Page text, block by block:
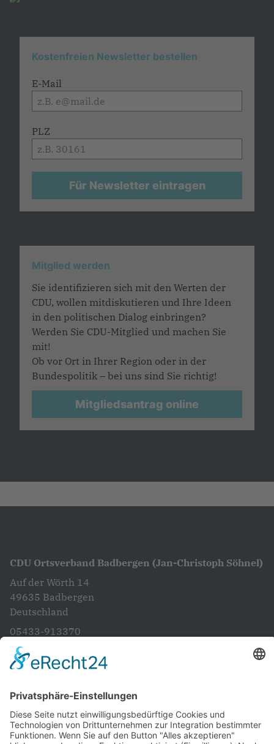
Kostenfreien Newsletter bestellen
E-Mail
PLZ
Für Newsletter eintragen
Mitglied werden
Sie identifizieren sich mit den Werten der
CDU, wollen mitdiskutieren und Ihre Ideen
in den politischen Dialog einbringen?
Werden Sie CDU-Mitglied und machen Sie
mit!
Ob vor Ort in Ihrer Region oder in der
Bundespolitik – bei uns sind Sie richtig!
Mitgliedsantrag online
CDU Ortsverband Badbergen (Jan-Christoph Söhnel)
Auf der Wörth 14
49635 Badbergen
Deutschland
05433-913370
info@cdubadbergen.de
CDU in Niedersachsen
Startseite
Aktuelles